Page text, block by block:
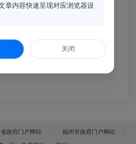
政府门户网站
福州市政府门户网站
章内容快速呈现对应浏览器设
关闭